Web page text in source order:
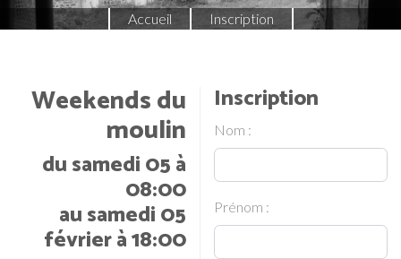
Accueil Inscription
Weekends du
moulin
du samedi 05 à
08:00
au samedi 05
février à 18:00
Inscription
Nom :
Prénom :